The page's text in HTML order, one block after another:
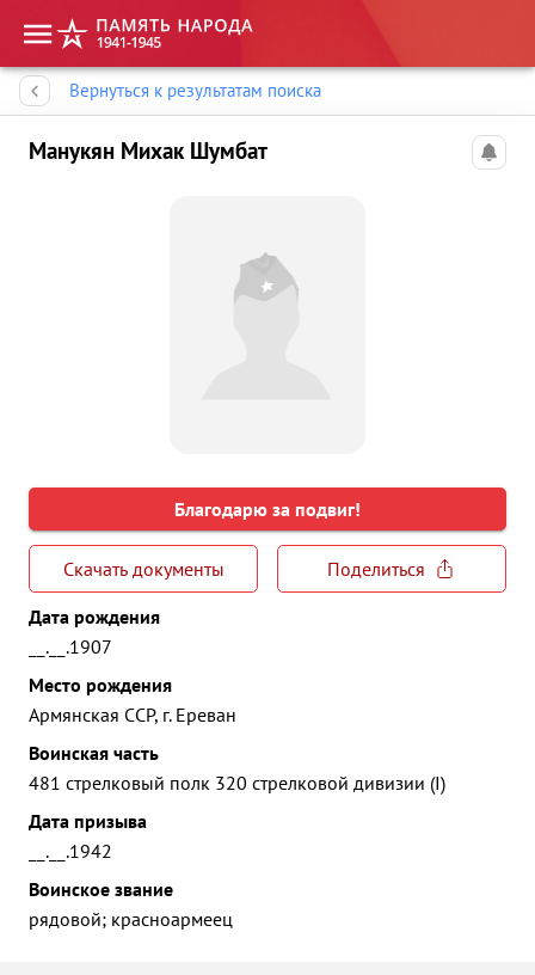
Вернуться к результатам поиска
Манукян Михак Шумбат
Благодарю за подвиг!
Скачать документы
Поделиться
Дата рождения
__.__.1907
Место рождения
Армянская ССР, г. Ереван
Воинская часть
481 стрелковый полк 320 стрелковой дивизии (I)
Дата призыва
__.__.1942
Воинское звание
рядовой; красноармеец
Память народа